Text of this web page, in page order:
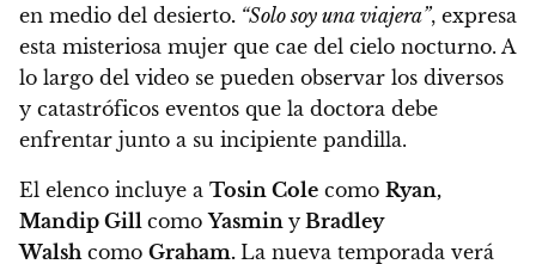
en medio del desierto. “Solo soy una viajera”, expresa
esta misteriosa mujer que cae del cielo nocturno. A
lo largo del video se pueden observar los diversos
y catastróficos eventos que la doctora debe
enfrentar junto a su incipiente pandilla.
El elenco incluye a Tosin Cole como Ryan,
Mandip Gill comoYasmin y Bradley
Walsh como Graham. La nueva temporada verá